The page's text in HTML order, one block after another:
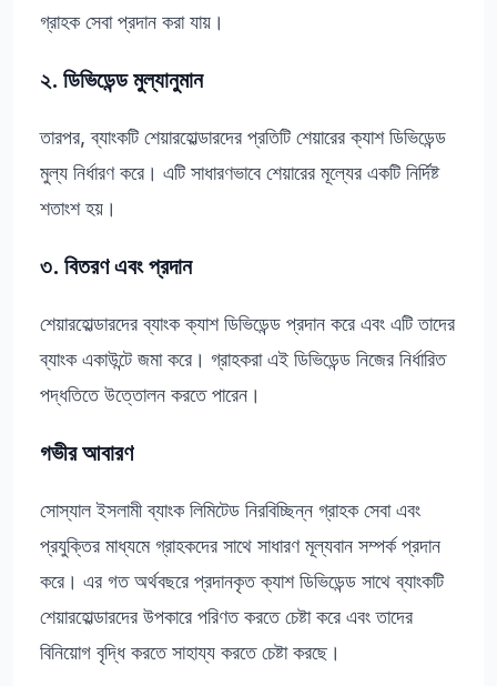
গ্রাহক সেবা প্রদান করা যায়।
২. ডিভিডেন্ড মুল্যানুমান
তারপর, ব্যাংকটি শেয়ারহোল্ডারদের প্রতিটি শেয়ারের ক্যাশ ডিভিডেন্ড
মুল্য নির্ধারণ করে। এটি সাধারণভাবে শেয়ারের মূল্যের একটি নির্দিষ্ট
শতাংশ হয়।
৩. বিতরণ এবং প্রদান
শেয়ারহোল্ডারদের ব্যাংক ক্যাশ ডিভিডেন্ড প্রদান করে এবং এটি তাদের
ব্যাংক একাউন্টে জমা করে। গ্রাহকরা এই ডিভিডেন্ড নিজের নির্ধারিত
পদ্ধতিতে উত্তোলন করতে পারেন।
গভীর আবারণ
সোস্যাল ইসলামী ব্যাংক লিমিটেড নিরবিচ্ছিন্ন গ্রাহক সেবা এবং
প্রযুক্তির মাধ্যমে গ্রাহকদের সাথে সাধারণ মূল্যবান সম্পর্ক প্রদান
করে। এর গত অর্থবছরে প্রদানকৃত ক্যাশ ডিভিডেন্ড সাথে ব্যাংকটি
শেয়ারহোল্ডারদের উপকারে পরিণত করতে চেষ্টা করে এবং তাদের
বিনিয়োগ বৃদ্ধি করতে সাহায্য করতে চেষ্টা করছে।